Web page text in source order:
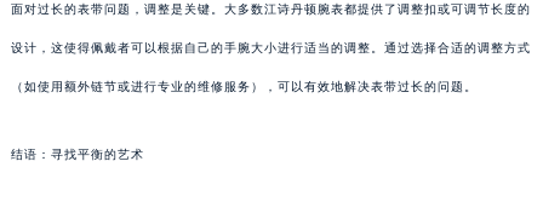
面对过长的表带问题，调整是关键。大多数江诗丹顿腕表都提供了调整扣或可调节长度的
设计，这使得佩戴者可以根据自己的手腕大小进行适当的调整。通过选择合适的调整方式
（如使用额外链节或进行专业的维修服务），可以有效地解决表带过长的问题。
结语：寻找平衡的艺术